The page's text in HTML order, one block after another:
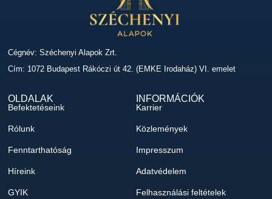
Cégnév: Széchenyi Alapok Zrt.
Cím: 1072 Budapest Rákóczi út 42. (EMKE Irodaház) VI. emelet
OLDALAK
Befektetéseink
Rólunk
Fenntarthatóság
Híreink
GYIK
INFORMÁCIÓK
Karrier
Közlemények
Impresszum
Adatvédelem
Felhasználási feltételek